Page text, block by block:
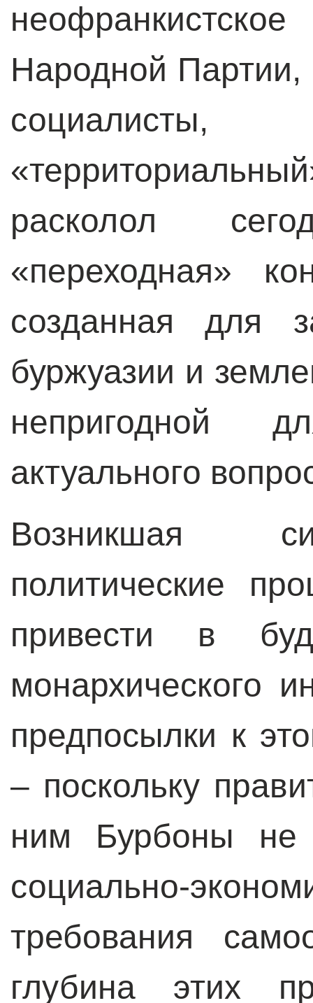
Народной
расколол
«переходная»
созданная для
буржуазии и
непригодной
актуального
Возникшая
политические
привести в
монархического
предпосылки к
– поскольку
ним Бурбоны не
социально-
требования
глубина этих